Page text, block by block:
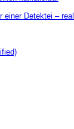
einer Detektei –